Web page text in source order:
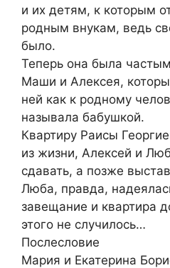
и их детям, к которым
родным внукам, ведь
было.
Теперь она была
Маши и Алексея,
ней как к родному
называла бабушкой.
Квартиру Раисы
из жизни, Алексей и
сдавать, а позже
Люба, правда,
завещание и квартира
этого не случилось…
Послесловие
Мария и Екатерина